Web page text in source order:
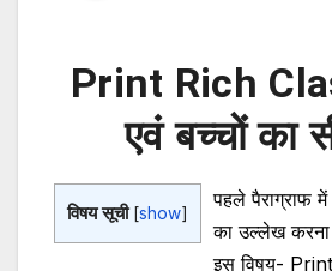
Print Rich
एवं बच्चों का
विषय सूची [show]
पहले पैराग्राफ
का उल्लेख
इस विषय-